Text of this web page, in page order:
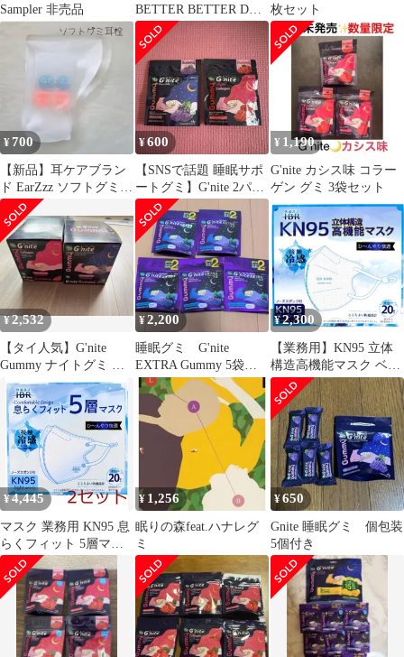
Sampler 非売品
BETTER BETTER DOG
CD 7枚 DVD
枚セット
¥ 700
【新品】耳ケアブラン
ド EarZzz ソフトグミ耳
栓 シリコン 遮音 防音
¥600
【SNSで話題 睡眠サポ
ートグミ】G'nite 2パッ
ク
¥ 1,190
G'nite カシス味 コラー
ゲン グミ 3袋セット
¥2,532
【タイ人気】G'nite
Gummy ナイトグミ 各4
袋セット
¥2,200
睡眠グミ G'nite
EXTRA Gummy 5袋セ
ット
¥2,300
【業務用】KN95 立体
構造高機能マスク ベー
シック 冷感 個別包装
ホワイト 20枚入
¥4,445
マスク 業務用 KN95 息
らくフィット 5層マス
ク 冷感 個別包装 ホワ
イト 20枚入
4573508631220 ×2セッ
¥ 1,256
眠りの森feat.ハナレグ
ミ
¥650
Gnite 睡眠グミ 個包装
5個付き